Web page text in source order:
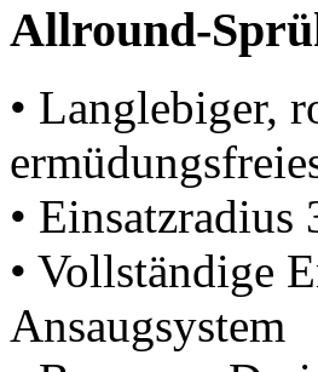
Allround-
• Langlebiger,
•
• Vollständige
Ansaugsystem